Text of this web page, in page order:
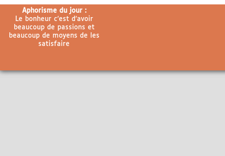
Aphorisme du jour :
Le bonheur c’est d’avoir
beaucoup de passions et
beaucoup de moyens de les
satisfaire